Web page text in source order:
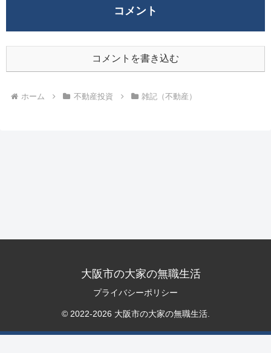
コメント
コメントを書き込む
ホーム 不動産投資 雑記（不動産）
大阪市の大家の無職生活
プライバシーポリシー
© 2022-2026 大阪市の大家の無職生活.